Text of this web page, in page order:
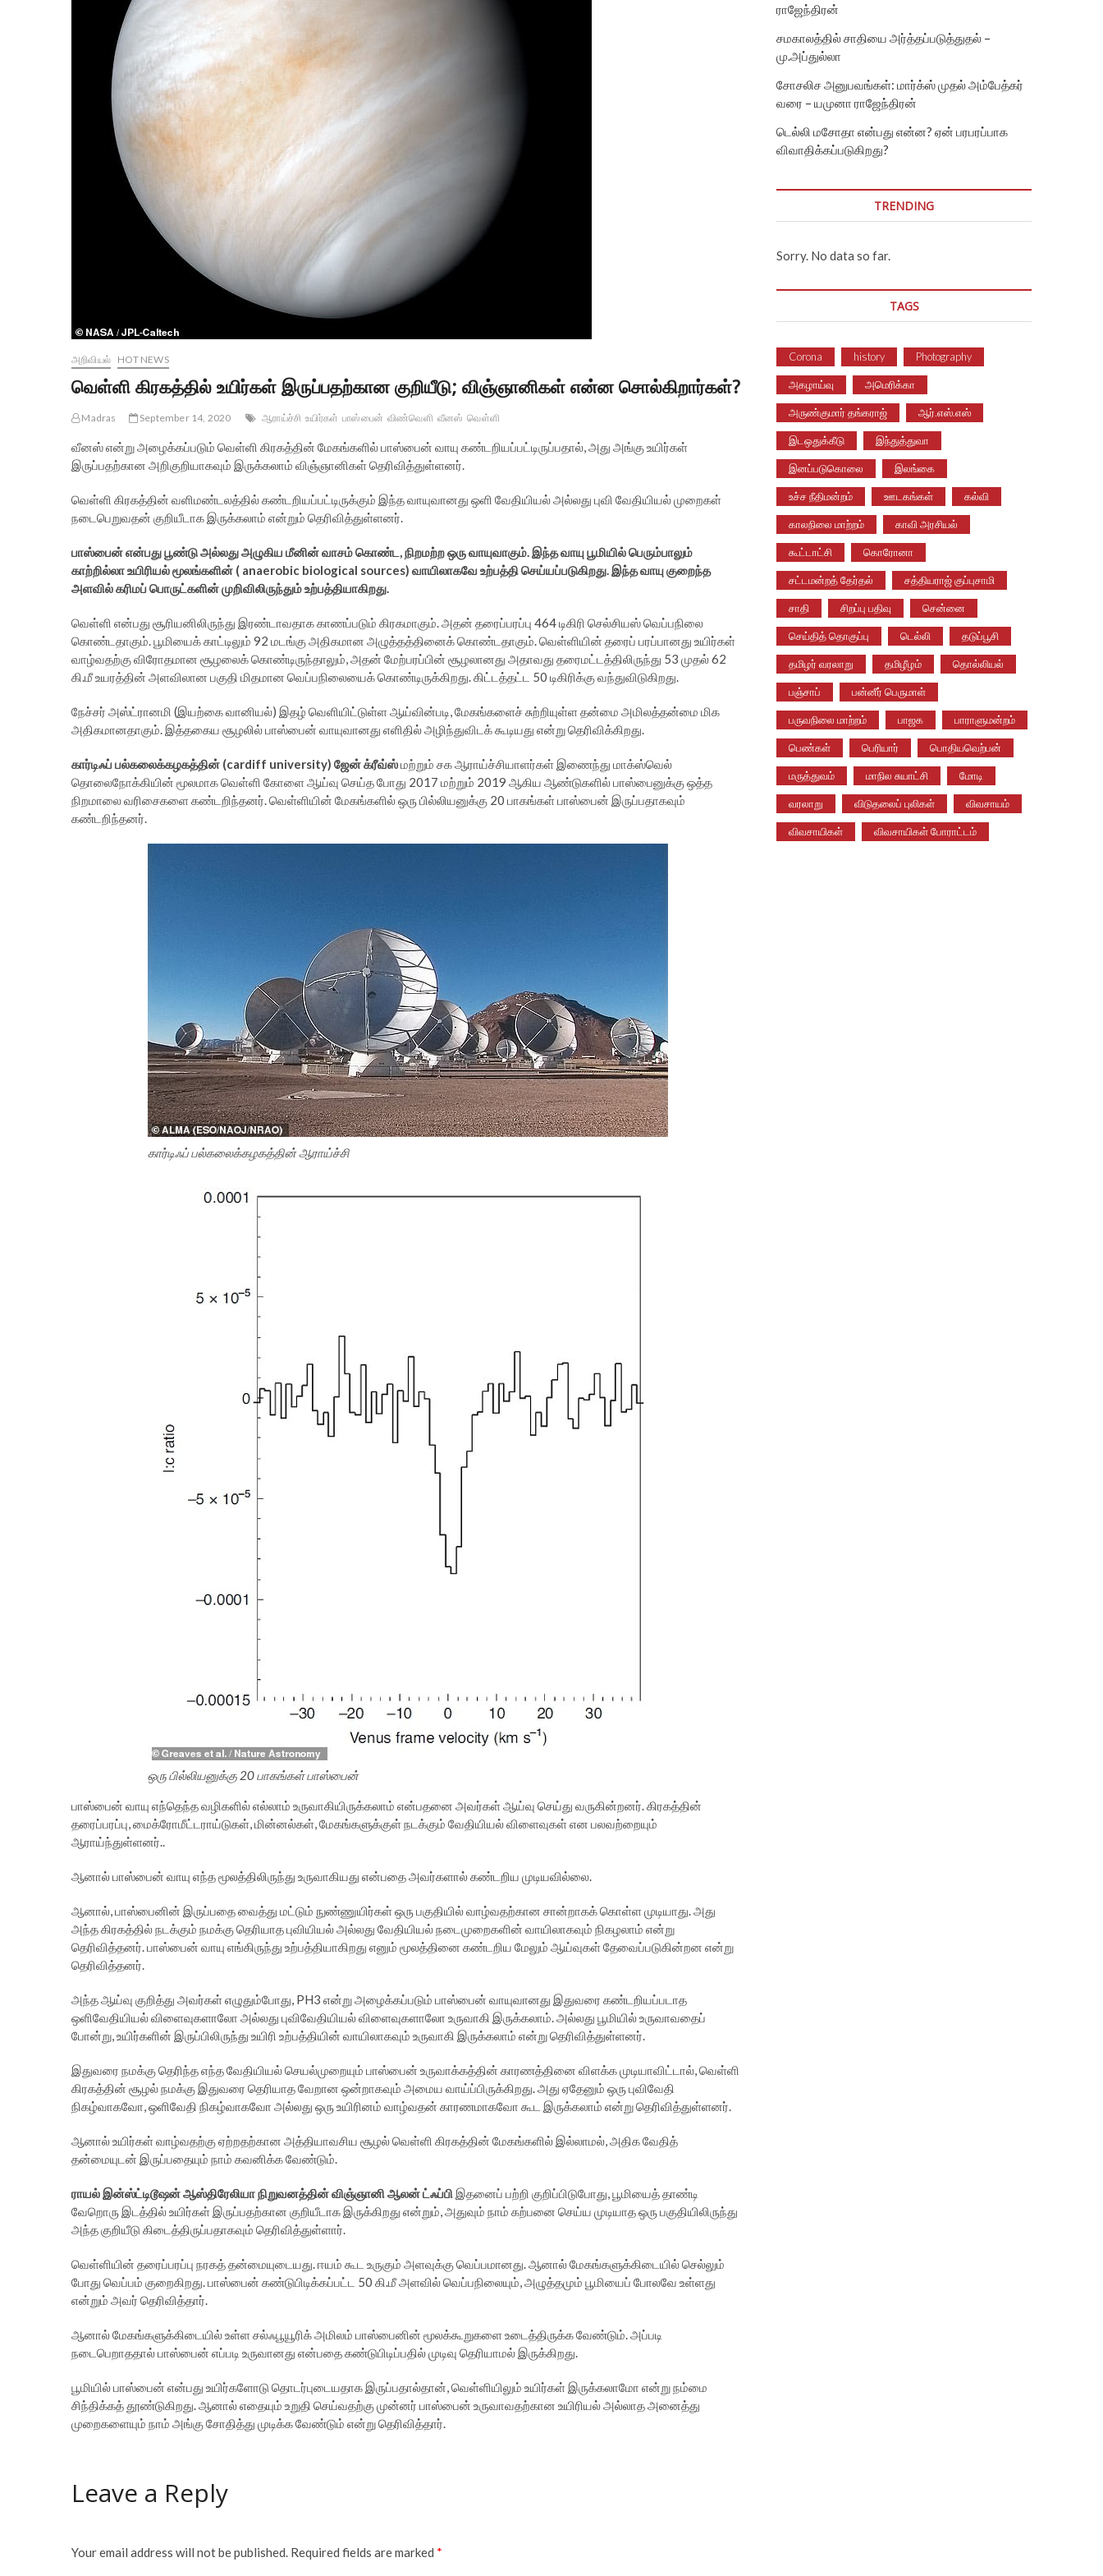
அறிவியல் HOT NEWS
வெள்ளி கிரகத்தில் உயிர்கள் இருப்பதற்கான குறியீடு; விஞ்ஞானிகள் என்ன சொல்கிறார்கள்?
Madras September 14, 2020 ஆராய்ச்சி உயிர்கள் பாஸ்பைன் விண்வெளி வீனஸ் வெள்ளி
வீனஸ் என்று அழைக்கப்படும் வெள்ளி கிரகத்தின் மேகங்களில் பாஸ்பைன் வாயு கண்டறியப்பட்டிருப்பதால், அது அங்கு உயிர்கள்
இருப்பதற்கான அறிகுறியாகவும் இருக்கலாம் விஞ்ஞானிகள் தெரிவித்துள்ளனர்.
வெள்ளி கிரகத்தின் வளிமண்டலத்தில் கண்டறியப்பட்டிருக்கும் இந்த வாயுவானது ஒளி வேதியியல் அல்லது புவி வேதியியல் முறைகள்
நடைபெறுவதன் குறியீடாக இருக்கலாம் என்றும் தெரிவித்துள்ளனர்.
பாஸ்பைன் என்பது பூண்டு அல்லது அழுகிய மீனின் வாசம் கொண்ட, நிறமற்ற ஒரு வாயுவாகும். இந்த வாயு பூமியில் பெரும்பாலும்
காற்றில்லா உயிரியல் மூலங்களின் ( anaerobic biological sources) வாயிலாகவே உற்பத்தி செய்யப்படுகிறது. இந்த வாயு குறைந்த
அளவில் கரிமப் பொருட்களின் முறிவிலிருந்தும் உற்பத்தியாகிறது.
வெள்ளி என்பது சூரியனிலிருந்து இரண்டாவதாக காணப்படும் கிரகமாகும். அதன் தரைப்பரப்பு 464 டிகிரி செல்சியஸ் வெப்பநிலை
கொண்டதாகும். பூமியைக் காட்டிலும் 92 மடங்கு அதிகமான அழுத்தத்தினைக் கொண்டதாகும். வெள்ளியின் தரைப் பரப்பானது உயிர்கள்
வாழ்வதற்கு விரோதமான சூழலைக் கொண்டிருந்தாலும், அதன் மேற்பரப்பின் சூழலானது அதாவது தரைமட்டத்திலிருந்து 53 முதல் 62
கி.மீ உயரத்தின் அளவிலான பகுதி மிதமான வெப்பநிலையைக் கொண்டிருக்கிறது. கிட்டத்தட்ட 50 டிகிரிக்கு வந்துவிடுகிறது.
நேச்சர் அஸ்ட்ரானமி (இயற்கை வானியல்) இதழ் வெளியிட்டுள்ள ஆய்வின்படி, மேகங்களைச் சுற்றியுள்ள தன்மை அமிலத்தன்மை மிக
அதிகமானதாகும். இத்தகைய சூழலில் பாஸ்பைன் வாயுவானது எளிதில் அழிந்துவிடக் கூடியது என்று தெரிவிக்கிறது.
கார்டிஃப் பல்கலைக்கழகத்தின் (cardiff university) ஜேன் க்ரீவ்ஸ்மற்றும் சக ஆராய்ச்சியாளர்கள் இணைந்து மாக்ஸ்வெல்
தொலைநோக்கியின் மூலமாக வெள்ளி கோளை ஆய்வு செய்த போது 2017 மற்றும் 2019 ஆகிய ஆண்டுகளில் பாஸ்பைனுக்கு ஒத்த
நிறமாலை வரிசைகளை கண்டறிந்தனர். வெள்ளியின் மேகங்களில் ஒரு பில்லியனுக்கு 20 பாகங்கள் பாஸ்பைன் இருப்பதாகவும்
கண்டறிந்தனர்.
கார்டிஃப் பல்கலைக்கழகத்தின் ஆராய்ச்சி
ஒரு பில்லியனுக்கு 20 பாகங்கள் பாஸ்பைன்
பாஸ்பைன் வாயு எந்தெந்த வழிகளில் எல்லாம் உருவாகியிருக்கலாம் என்பதனை அவர்கள் ஆய்வு செய்து வருகின்றனர். கிரகத்தின்
தரைப்பரப்பு, மைக்ரோமீட்டராய்டுகள், மின்னல்கள், மேகங்களுக்குள் நடக்கும் வேதியியல் விளைவுகள் என பலவற்றையும்
ஆராய்ந்துள்ளனர்..
ஆனால் பாஸ்பைன் வாயு எந்த மூலத்திலிருந்து உருவாகியது என்பதை அவர்களால் கண்டறிய முடியவில்லை.
ஆனால், பாஸ்பைனின் இருப்பதை வைத்து மட்டும் நுண்ணுயிர்கள் ஒரு பகுதியில் வாழ்வதற்கான சான்றாகக் கொள்ள முடியாது. அது
அந்த கிரகத்தில் நடக்கும் நமக்கு தெரியாத புவியியல் அல்லது வேதியியல் நடைமுறைகளின் வாயிலாகவும் நிகழலாம் என்று
தெரிவித்தனர். பாஸ்பைன் வாயு எங்கிருந்து உற்பத்தியாகிறது எனும் மூலத்தினை கண்டறிய மேலும் ஆய்வுகள் தேவைப்படுகின்றன என்று
தெரிவித்தனர்.
அந்த ஆய்வு குறித்து அவர்கள் எழுதும்போது, PH3 என்று அழைக்கப்படும் பாஸ்பைன் வாயுவானது இதுவரை கண்டறியப்படாத
ஒளிவேதியியல் விளைவுகளாலோ அல்லது புவிவேதியியல் விளைவுகளாலோ உருவாகி இருக்கலாம். அல்லது பூமியில் உருவாவதைப்
போன்று, உயிர்களின் இருப்பிலிருந்து உயிரி உற்பத்தியின் வாயிலாகவும் உருவாகி இருக்கலாம் என்று தெரிவித்துள்ளனர்.
இதுவரை நமக்கு தெரிந்த எந்த வேதியியல் செயல்முறையும் பாஸ்பைன் உருவாக்கத்தின் காரணத்தினை விளக்க முடியாவிட்டால், வெள்ளி
கிரகத்தின் சூழல் நமக்கு இதுவரை தெரியாத வேறான ஒன்றாகவும் அமைய வாய்ப்பிருக்கிறது. அது ஏதேனும் ஒரு புவிவேதி
நிகழ்வாகவோ, ஒளிவேதி நிகழ்வாகவோ அல்லது ஒரு உயிரினம் வாழ்வதன் காரணமாகவோ கூட இருக்கலாம் என்று தெரிவித்துள்ளனர்.
ஆனால் உயிர்கள் வாழ்வதற்கு ஏற்றதற்கான அத்தியாவசிய சூழல் வெள்ளி கிரகத்தின் மேகங்களில் இல்லாமல், அதிக வேதித்
தன்மையுடன் இருப்பதையும் நாம் கவனிக்க வேண்டும்.
ராயல் இன்ஸ்ட்டிடூஷன் ஆஸ்திரேலியா நிறுவனத்தின் விஞ்ஞானி ஆலன் ட்ஃப்பி இதனைப் பற்றி குறிப்பிடுபோது, பூமியைத் தாண்டி
வேறொரு இடத்தில் உயிர்கள் இருப்பதற்கான குறியீடாக இருக்கிறது என்றும், அதுவும் நாம் கற்பனை செய்ய முடியாத ஒரு பகுதியிலிருந்து
அந்த குறியீடு கிடைத்திருப்பதாகவும் தெரிவித்துள்ளார்.
வெள்ளியின் தரைப்பரப்பு நரகத் தன்மையுடையது. ஈயம் கூட உருகும் அளவுக்கு வெப்பமானது. ஆனால் மேகங்களுக்கிடையில் செல்லும்
போது வெப்பம் குறைகிறது. பாஸ்பைன் கண்டுபிடிக்கப்பட்ட 50 கி.மீ அளவில் வெப்பநிலையும், அழுத்தமும் பூமியைப் போலவே உள்ளது
என்றும் அவர் தெரிவித்தார்.
ஆனால் மேகங்களுக்கிடையில் உள்ள சல்ஃபூயூரிக் அமிலம் பாஸ்பைனின் மூலக்கூறுகளை உடைத்திருக்க வேண்டும். அப்படி
நடைபெறாததால் பாஸ்பைன் எப்படி உருவானது என்பதை கண்டுபிடிப்பதில் முடிவு தெரியாமல் இருக்கிறது.
பூமியில் பாஸ்பைன் என்பது உயிர்களோடு தொடர்புடையதாக இருப்பதால்தான், வெள்ளியிலும் உயிர்கள் இருக்கலாமோ என்று நம்மை
சிந்திக்கத் தூண்டுகிறது. ஆனால் எதையும் உறுதி செய்வதற்கு முன்னர் பாஸ்பைன் உருவாவதற்கான உயிரியல் அல்லாத அனைத்து
முறைகளையும் நாம் அங்கு சோதித்து முடிக்க வேண்டும் என்று தெரிவித்தார்.
Leave a Reply
Your email address will not be published. Required fields are marked *
ராஜேந்திரன்
சமகாலத்தில் சாதியை அர்த்தப்படுத்துதல் –
மு.அப்துல்லா
சோசலிச அனுபவங்கள்: மார்க்ஸ் முதல் அம்பேத்கர்
வரை – யமுனா ராஜேந்திரன்
டெல்லி மசோதா என்பது என்ன? ஏன் பரபரப்பாக
விவாதிக்கப்படுகிறது?
TRENDING
Sorry. No data so far.
TAGS
Corona history Photography
அகழாய்வு அமெரிக்கா
அருண்குமார் தங்கராஜ் ஆர்.எஸ்.எஸ்
இடஒதுக்கீடு இந்துத்துவா
இனப்படுகொலை இலங்கை
உச்ச நீதிமன்றம் ஊடகங்கள் கல்வி
காலநிலை மாற்றம் காவி அரசியல்
கூட்டாட்சி கொரோனா
சட்டமன்றத் தேர்தல் சத்தியராஜ் குப்புசாமி
சாதி சிறப்பு பதிவு சென்னை
செய்தித் தொகுப்பு டெல்லி தடுப்பூசி
தமிழர் வரலாறு தமிழீழம் தொல்லியல்
பஞ்சாப் பன்னீர் பெருமாள்
பருவநிலை மாற்றம் பாஜக பாராளுமன்றம்
பெண்கள் பெரியார் பொதியவெற்பன்
மருத்துவம் மாநில சுயாட்சி மோடி
வரலாறு விடுதலைப் புலிகள் விவசாயம்
விவசாயிகள் விவசாயிகள் போராட்டம்